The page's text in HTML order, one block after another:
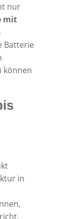
nur
mit
Batterie
können
in